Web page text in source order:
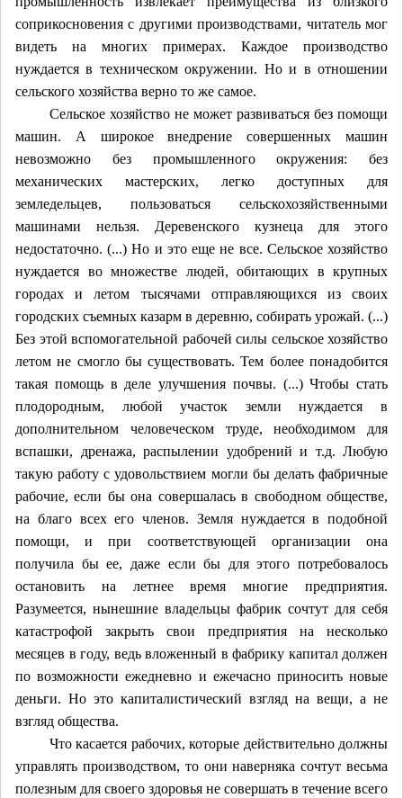
соприкосновения с другими производствами, читатель мог
видеть на многих примерах. Каждое производство
нуждается в техническом окружении. Но и в отношении
сельского хозяйства верно то же самое.
Сельское хозяйство не может развиваться без помощи
машин. А широкое внедрение совершенных машин
невозможно без промышленного окружения: без
механических мастерских, легко доступных для
земледельцев, пользоваться сельскохозяйственными
машинами нельзя. Деревенского кузнеца для этого
недостаточно. (...) Но и это еще не все. Сельское хозяйство
нуждается во множестве людей, обитающих в крупных
городах и летом тысячами отправляющихся из своих
городских съемных казарм в деревню, собирать урожай. (...)
Без этой вспомогательной рабочей силы сельское хозяйство
летом не смогло бы существовать. Тем более понадобится
такая помощь в деле улучшения почвы. (...) Чтобы стать
плодородным, любой участок земли нуждается в
дополнительном человеческом труде, необходимом для
вспашки, дренажа, распылении удобрений и т.д. Любую
такую работу с удовольствием могли бы делать фабричные
рабочие, если бы она совершалась в свободном обществе,
на благо всех его членов. Земля нуждается в подобной
помощи, и при соответствующей организации она
получила бы ее, даже если бы для этого потребовалось
остановить на летнее время многие предприятия.
Разумеется, нынешние владельцы фабрик сочтут для себя
катастрофой закрыть свои предприятия на несколько
месяцев в году, ведь вложенный в фабрику капитал должен
по возможности ежедневно и ежечасно приносить новые
деньги. Но это капиталистический взгляд на вещи, а не
взгляд общества.
Что касается рабочих, которые действительно должны
управлять производством, то они наверняка сочтут весьма
полезным для своего здоровья не совершать в течение всего